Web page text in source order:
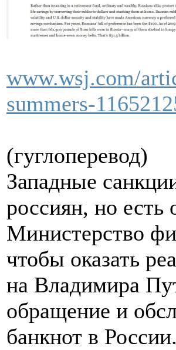
www.wsj.com/
summers-
(гуглоперевод)
Западные
россиян, но
Министерство
чтобы оказать
на Владимира
обращение и
банкнот в